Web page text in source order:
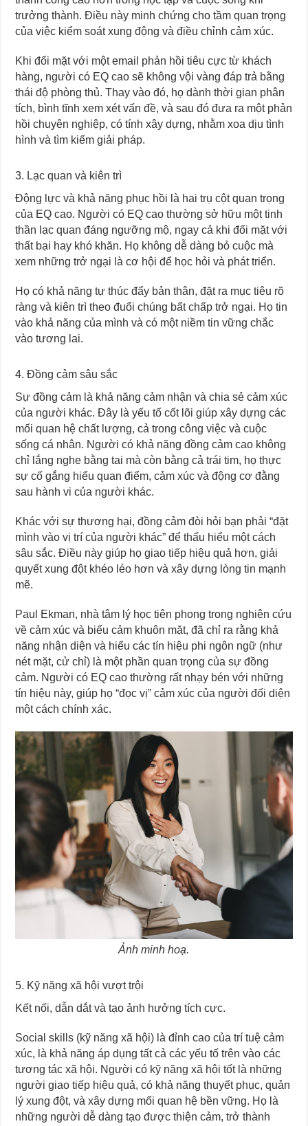
trưởng thành. Điều này minh chứng cho tầm quan trọng
của việc kiểm soát xung động và điều chỉnh cảm xúc.
Khi đối mặt với một email phản hồi tiêu cực từ khách
hàng, người có EQ cao sẽ không vội vàng đáp trả bằng
thái độ phòng thủ. Thay vào đó, họ dành thời gian phân
tích, bình tĩnh xem xét vấn đề, và sau đó đưa ra một phản
hồi chuyên nghiệp, có tính xây dựng, nhằm xoa dịu tình
hình và tìm kiếm giải pháp.
3. Lạc quan và kiên trì
Động lực và khả năng phục hồi là hai trụ cột quan trọng
của EQ cao. Người có EQ cao thường sở hữu một tinh
thần lạc quan đáng ngưỡng mộ, ngay cả khi đối mặt với
thất bại hay khó khăn. Họ không dễ dàng bỏ cuộc mà
xem những trở ngại là cơ hội để học hỏi và phát triển.
Họ có khả năng tự thúc đẩy bản thân, đặt ra mục tiêu rõ
ràng và kiên trì theo đuổi chúng bất chấp trở ngại. Họ tin
vào khả năng của mình và có một niềm tin vững chắc
vào tương lai.
4. Đồng cảm sâu sắc
Sự đồng cảm là khả năng cảm nhận và chia sẻ cảm xúc
của người khác. Đây là yếu tố cốt lõi giúp xây dựng các
mối quan hệ chất lượng, cả trong công việc và cuộc
sống cá nhân. Người có khả năng đồng cảm cao không
chỉ lắng nghe bằng tai mà còn bằng cả trái tim, họ thực
sự cố gắng hiểu quan điểm, cảm xúc và động cơ đằng
sau hành vi của người khác.
Khác với sự thương hại, đồng cảm đòi hỏi bạn phải “đặt
mình vào vị trí của người khác” để thấu hiểu một cách
sâu sắc. Điều này giúp họ giao tiếp hiệu quả hơn, giải
quyết xung đột khéo léo hơn và xây dựng lòng tin mạnh
mẽ.
Paul Ekman, nhà tâm lý học tiên phong trong nghiên cứu
về cảm xúc và biểu cảm khuôn mặt, đã chỉ ra rằng khả
năng nhận diện và hiểu các tín hiệu phi ngôn ngữ (như
nét mặt, cử chỉ) là một phần quan trọng của sự đồng
cảm. Người có EQ cao thường rất nhạy bén với những
tín hiệu này, giúp họ “đọc vị” cảm xúc của người đối diện
một cách chính xác.
Ảnh minh hoạ.
5. Kỹ năng xã hội vượt trội
Kết nối, dẫn dắt và tạo ảnh hưởng tích cực.
Social skills (kỹ năng xã hội) là đỉnh cao của trí tuệ cảm
xúc, là khả năng áp dụng tất cả các yếu tố trên vào các
tương tác xã hội. Người có kỹ năng xã hội tốt là những
người giao tiếp hiệu quả, có khả năng thuyết phục, quản
lý xung đột, và xây dựng mối quan hệ bền vững. Họ là
những người dễ dàng tạo được thiện cảm, trở thành